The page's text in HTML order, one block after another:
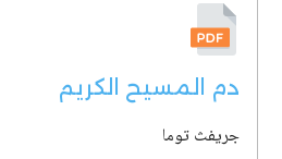
دم المسيح الكريم
جريفث توما